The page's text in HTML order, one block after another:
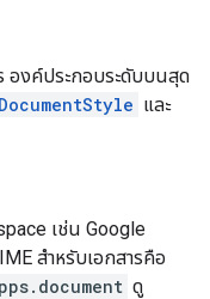
องค์ประกอบระดับบนสุด
DocumentStyle และ
เช่น Google
สำหรับเอกสารคือ
ดู